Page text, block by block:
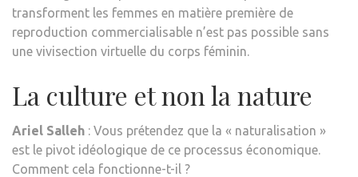
transforment les femmes en matière première de
reproduction commercialisable n’est pas possible sans
une vivisection virtuelle du corps féminin.
La culture et non la nature
Ariel Salleh : Vous prétendez que la « naturalisation »
est le pivot idéologique de ce processus économique.
Comment cela fonctionne-t-il ?